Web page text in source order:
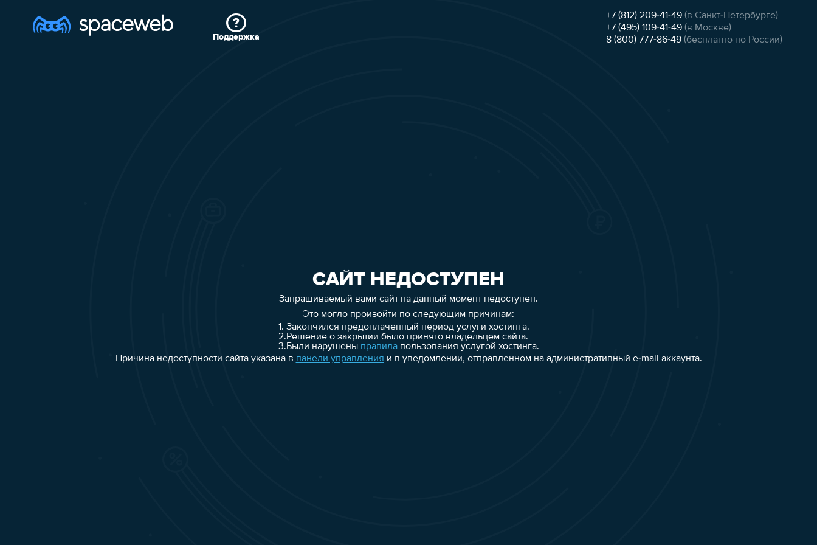
Поддержка
+7 (812) 209-41-49 (в Санкт-Петербурге)
+7 (495) 109-41-49 (в Москве)
8 (800) 777-86-49 (бесплатно по России)
САЙТ НЕДОСТУПЕН
Запрашиваемый вами сайт на данный момент недоступен.
Это могло произойти по следующим причинам:
1. Закончился предоплаченный период услуги хостинга.
2.Решение о закрытии было принято владельцем сайта.
3.Были нарушены правилапользования услугой хостинга.
Причина недоступности сайта указана в панели управления и в уведомлении, отправленном на административный e-mail аккаунта.